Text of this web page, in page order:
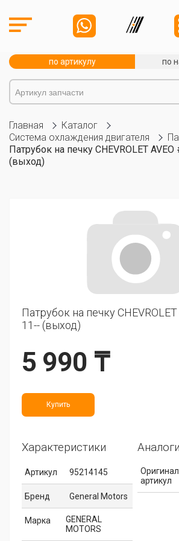
по артикулу по
Главная
Каталог
Система охлаждения двигателя
Патрубок на печку CHEVROLET
(выход)
Патрубок на печку
11-- (выход)
5 990 ₸
Купить
Характеристики
Артикул 95214145
Бренд General Motors
Марка
GENERAL
MOTORS
Аналоги
артикул